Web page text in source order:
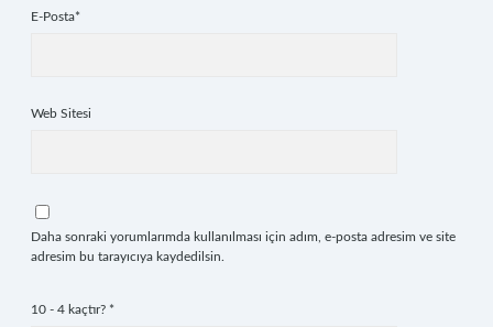
E-Posta*
Web Sitesi
Daha sonraki yorumlarımda kullanılması için adım, e-posta adresim ve site
adresim bu tarayıcıya kaydedilsin.
10 - 4 kaçtır? *